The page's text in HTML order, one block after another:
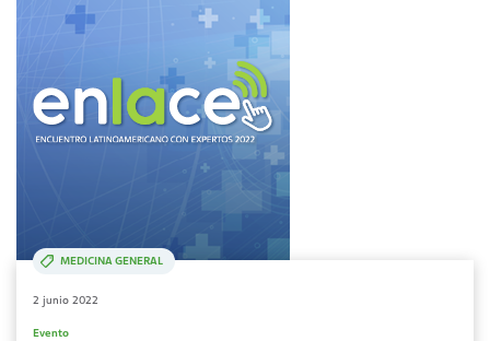
MEDICINA GENERAL
2 junio 2022
Evento